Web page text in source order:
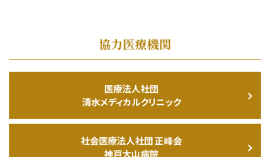
協力医療機関
医療法人社団
清水メディカルクリニック
社会医療法人社団 正峰会
神戸大山病院